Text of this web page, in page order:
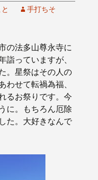
手打ちそ
の法多山尊永寺に
詣っていますが、
。星祭はその人の
わせて転禍為福、
るお祭りです。今
に。もちろん厄除
た。大好きなんで